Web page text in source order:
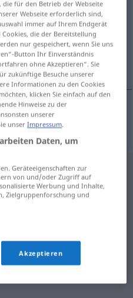
anklicken/antippen)
für den Betrieb der Webseite
Webseite erforderlich sind,
immer auf Ihrem Endgerät
die der Bereitstellung
nur gespeichert, wenn Sie uns
Button Ihr Einverständnis
ohne Akzeptieren“. Sie
zukünftige Besuche unserer
Informationen zu den Cookies
klicken Sie einfach auf den
Hinweise zu der
unserer
unserImpressum.
Daten, um
Geräteeigenschaften zur
von und/oder Zugriff auf
Werbung und Inhalte,
Zielgruppenforschung und
Akzeptieren